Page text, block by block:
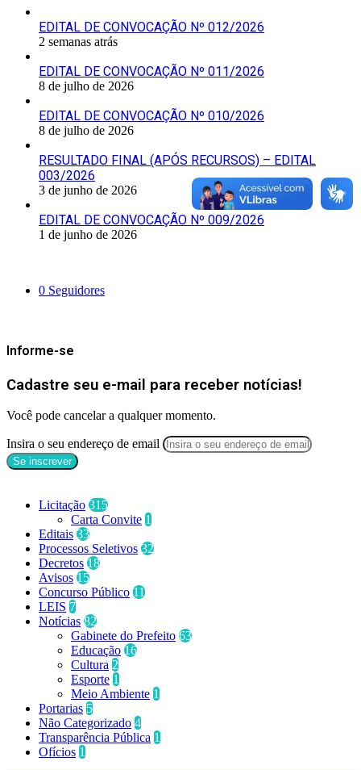
EDITAL DE CONVOCAÇÃO Nº 012/2026
2 semanas atrás
EDITAL DE CONVOCAÇÃO Nº 011/2026
8 de julho de 2026
EDITAL DE CONVOCAÇÃO Nº 010/2026
8 de julho de 2026
RESULTADO FINAL (APÓS RECURSOS) – EDITAL
003/2026
3 de junho de 2026
EDITAL DE CONVOCAÇÃO Nº 009/2026
1 de junho de 2026
0 Seguidores
Informe-se
Cadastre seu e-mail para receber notícias!
Você pode cancelar a qualquer momento.
Insira o seu endereço de email
Licitação 315
Carta Convite 1
Editais 33
Processos Seletivos 32
Decretos 18
Avisos 15
Concurso Público 11
LEIS 7
Notícias 82
Gabinete do Prefeito 63
Educação 16
Cultura 2
Esporte 1
Meio Ambiente 1
Portarias 5
Não Categorizado 4
Transparência Pública 1
Ofícios 1